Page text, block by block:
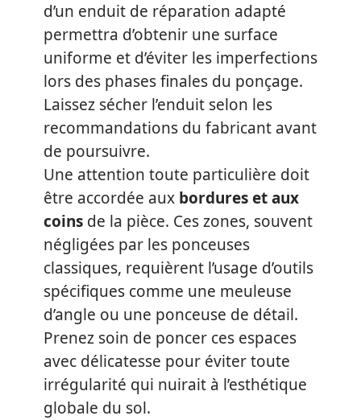
d’un enduit de réparation adapté
permettra d’obtenir une surface
uniforme et d’éviter les imperfections
lors des phases finales du ponçage.
Laissez sécher l’enduit selon les
recommandations du fabricant avant
de poursuivre.
Une attention toute particulière doit
être accordée aux bordures et aux
coins de la pièce. Ces zones, souvent
négligées par les ponceuses
classiques, requièrent l’usage d’outils
spécifiques comme une meuleuse
d’angle ou une ponceuse de détail.
Prenez soin de poncer ces espaces
avec délicatesse pour éviter toute
irrégularité qui nuirait à l’esthétique
globale du sol.